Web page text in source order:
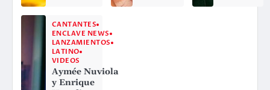
CANTANTES
ENCLAVE NEWS
LANZAMIENTOS
LATINO
VIDEOS
Aymée Nuviola
y Enrique